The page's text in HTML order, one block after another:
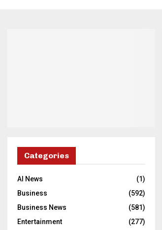
Categories
AI News
(1)
Business
(592)
Business News
(581)
Entertainment
(277)